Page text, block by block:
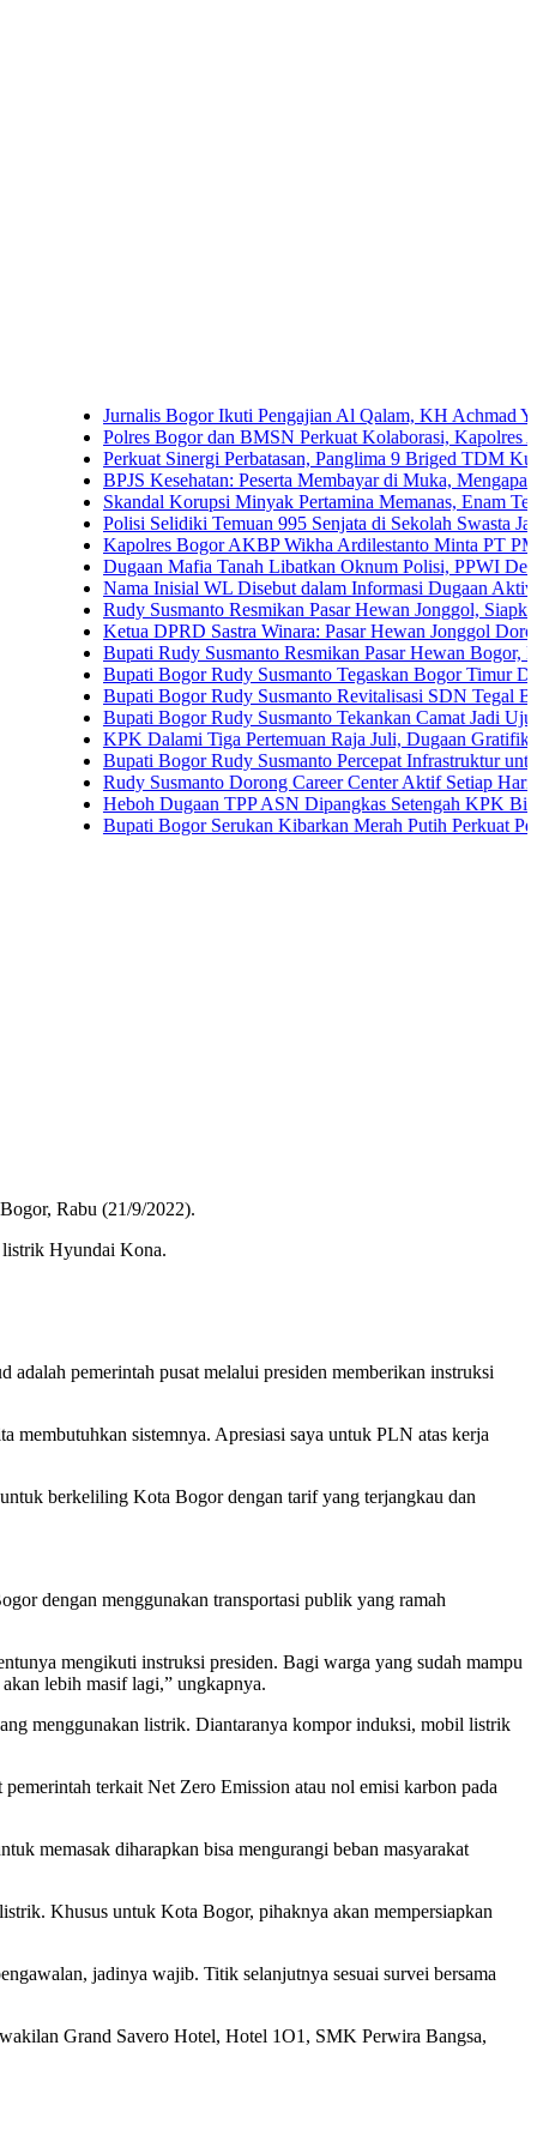
Jurnalis Bogor Ikuti Pengajian Al Qalam, KH Achmad Yaudin
Polres Bogor dan BMSN Perkuat Kolaborasi, Kapolres Ajak
Perkuat Sinergi Perbatasan, Panglima 9 Briged TDM Kunjungi
BPJS Kesehatan: Peserta Membayar di Muka, Mengapa Masih
Skandal Korupsi Minyak Pertamina Memanas, Enam Tersangka
Polisi Selidiki Temuan 995 Senjata di Sekolah Swasta Jakarta
Kapolres Bogor AKBP Wikha Ardilestanto Minta PT PMC
Dugaan Mafia Tanah Libatkan Oknum Polisi, PPWI Desak
Nama Inisial WL Disebut dalam Informasi Dugaan Aktivitas di
Rudy Susmanto Resmikan Pasar Hewan Jonggol, Siapkan
Ketua DPRD Sastra Winara: Pasar Hewan Jonggol Dorong
Bupati Rudy Susmanto Resmikan Pasar Hewan Bogor,
Bupati Bogor Rudy Susmanto Tegaskan Bogor Timur Disiapkan
Bupati Bogor Rudy Susmanto Revitalisasi SDN Tegal Benteng,
Bupati Bogor Rudy Susmanto Tekankan Camat Jadi Ujung
KPK Dalami Tiga Pertemuan Raja Juli, Dugaan Gratifikasi
Bupati Bogor Rudy Susmanto Percepat Infrastruktur untuk
Rudy Susmanto Dorong Career Center Aktif Setiap Hari Perluas
Heboh Dugaan TPP ASN Dipangkas Setengah KPK Bidik
Bupati Bogor Serukan Kibarkan Merah Putih Perkuat Persatuan
Rabu (21/9/2022).
listrik Hyundai Kona.
adalah pemerintah pusat melalui presiden memberikan instruksi
sistemnya. Apresiasi saya untuk PLN atas kerja
berkeliling Kota Bogor dengan tarif yang terjangkau dan
dengan menggunakan transportasi publik yang ramah
mengikuti instruksi presiden. Bagi warga yang sudah mampu
lebih masif lagi,” ungkapnya.
menggunakan listrik. Diantaranya kompor induksi, mobil listrik
terkait Net Zero Emission atau nol emisi karbon pada
memasak diharapkan bisa mengurangi beban masyarakat
Khusus untuk Kota Bogor, pihaknya akan mempersiapkan
jadinya wajib. Titik selanjutnya sesuai survei bersama
Grand Savero Hotel, Hotel 1O1, SMK Perwira Bangsa,